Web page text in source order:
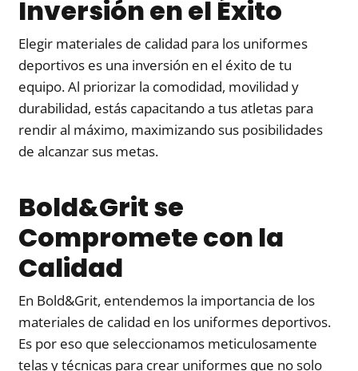
Inversión en el Éxito
Elegir materiales de calidad para los uniformes
deportivos es una inversión en el éxito de tu
equipo. Al priorizar la comodidad, movilidad y
durabilidad, estás capacitando a tus atletas para
rendir al máximo, maximizando sus posibilidades
de alcanzar sus metas.
Bold&Grit se
Compromete con la
Calidad
En Bold&Grit, entendemos la importancia de los
materiales de calidad en los uniformes deportivos.
Es por eso que seleccionamos meticulosamente
telas y técnicas para crear uniformes que no solo